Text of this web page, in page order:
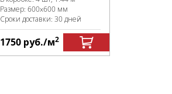
Размер: 600x600 мм
Сроки доставки: 30 дней
1750 руб./м2